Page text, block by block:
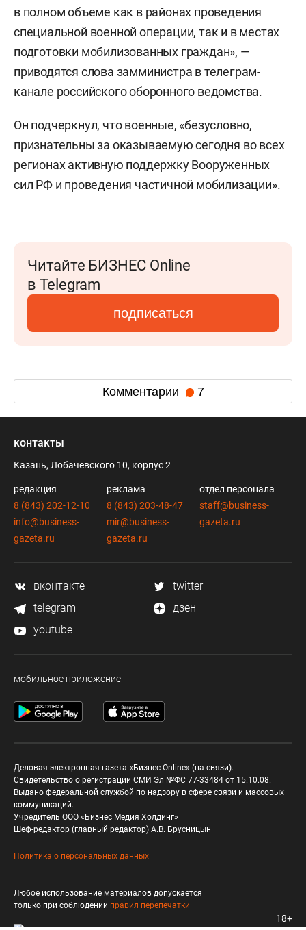
в полном объеме как в районах проведения
специальной военной операции, так и в местах
подготовки мобилизованных граждан», —
приводятся слова замминистра в телеграм-
канале российского оборонного ведомства.
Он подчеркнул, что военные, «безусловно,
признательны за оказываемую сегодня во всех
регионах активную поддержку Вооруженных
сил РФ и проведения частичной мобилизации».
Читайте БИЗНЕС Online
в Telegram
подписаться
Комментарии 7
контакты
Казань, Лобачевского 10, корпус 2
редакция
8 (843) 202-12-10
info@business-
gazeta.ru
реклама
8 (843) 203-48-47
mir@business-
gazeta.ru
отдел персонала
staff@business-
gazeta.ru
вконтакте
twitter
telegram
дзен
youtube
мобильное приложение
Деловая электронная газета «Бизнес Online» (на связи).
Свидетельство о регистрации СМИ Эл №ФС 77-33484 от 15.10.08.
Выдано федеральной службой по надзору в сфере связи и массовых
коммуникаций.
Учредитель ООО «Бизнес Медия Холдинг»
Шеф-редактор (главный редактор) А.В. Брусницын
Политика о персональных данных
Любое использование материалов допускается
только при соблюдении правил перепечатки
18+